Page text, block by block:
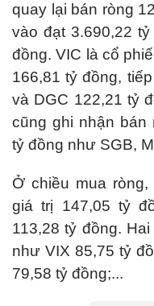
quay lại bán ròng
vào đạt 3.690,22
đồng. VIC là cổ
166,81 tỷ đồng,
và DGC 122,21 tỷ
cũng ghi nhận bán
tỷ đồng như SGB,
Ở chiều mua
giá trị 147,05 tỷ
113,28 tỷ đồng.
như VIX 85,75 tỷ
79,58 tỷ đồng;...